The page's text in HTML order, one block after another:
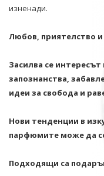
изненади.
Любов, приятелство и
Засилва се
запознанства,
идеи за свобода и
Нови тенденции в
парфюмите може да
Подходящи са